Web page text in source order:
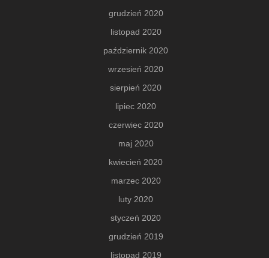
grudzień 2020
listopad 2020
październik 2020
wrzesień 2020
sierpień 2020
lipiec 2020
czerwiec 2020
maj 2020
kwiecień 2020
marzec 2020
luty 2020
styczeń 2020
grudzień 2019
listopad 2019